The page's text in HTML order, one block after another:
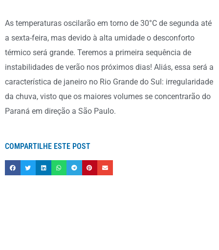
As temperaturas oscilarão em torno de 30°C de segunda até
a sexta-feira, mas devido à alta umidade o desconforto
térmico será grande. Teremos a primeira sequência de
instabilidades de verão nos próximos dias! Aliás, essa será a
característica de janeiro no Rio Grande do Sul: irregularidade
da chuva, visto que os maiores volumes se concentrarão do
Paraná em direção a São Paulo.
COMPARTILHE ESTE POST